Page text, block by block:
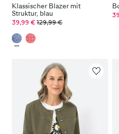
Klassischer Blazer mit
Struktur, blau
39,99 € 129,99 €